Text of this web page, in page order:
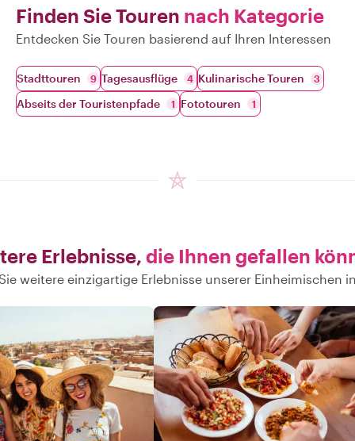
Finden Sie Touren nach Kategorie
Entdecken Sie Touren basierend auf Ihren Interessen
Stadttouren 9 Tagesausflüge 4 Kulinarische Touren 3
Abseits der Touristenpfade 1 Fototouren 1
Erlebnisse, die Ihnen gefallen
weitere einzigartige Erlebnisse unserer Einheimischen